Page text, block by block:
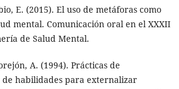
E. (2015). El uso de metáforas como
mental. Comunicación oral en el XXXII
de Salud Mental.
A. (1994). Prácticas de
habilidades para externalizar